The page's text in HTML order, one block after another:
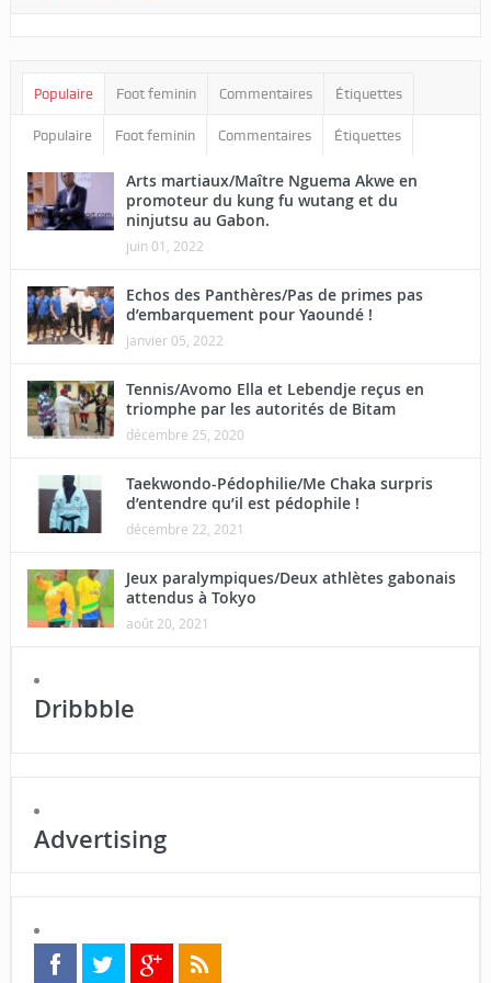
Populaire Foot feminin Commentaires Étiquettes
Populaire Foot feminin Commentaires Étiquettes
Arts martiaux/Maître Nguema Akwe en
promoteur du kung fu wutang et du
ninjutsu au Gabon.
juin 01, 2022
Echos des Panthères/Pas de primes pas
d’embarquement pour Yaoundé !
janvier 05, 2022
Tennis/Avomo Ella et Lebendje reçus en
triomphe par les autorités de Bitam
décembre 25, 2020
Taekwondo-Pédophilie/Me Chaka surpris
d’entendre qu’il est pédophile !
décembre 22, 2021
Jeux paralympiques/Deux athlètes gabonais
attendus à Tokyo
août 20, 2021
Dribbble
Advertising